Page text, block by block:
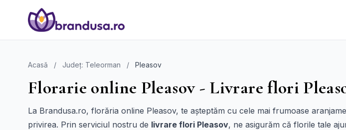
Acasă / Județ: Teleorman / Pleasov
Florarie online Pleasov - Livrare flori
La Brandusa.ro, florăria online Pleasov, te așteptăm cu cele mai frumoase
privirea. Prin serviciul nostru de livrare flori Pleasov, ne asigurăm că florile tale